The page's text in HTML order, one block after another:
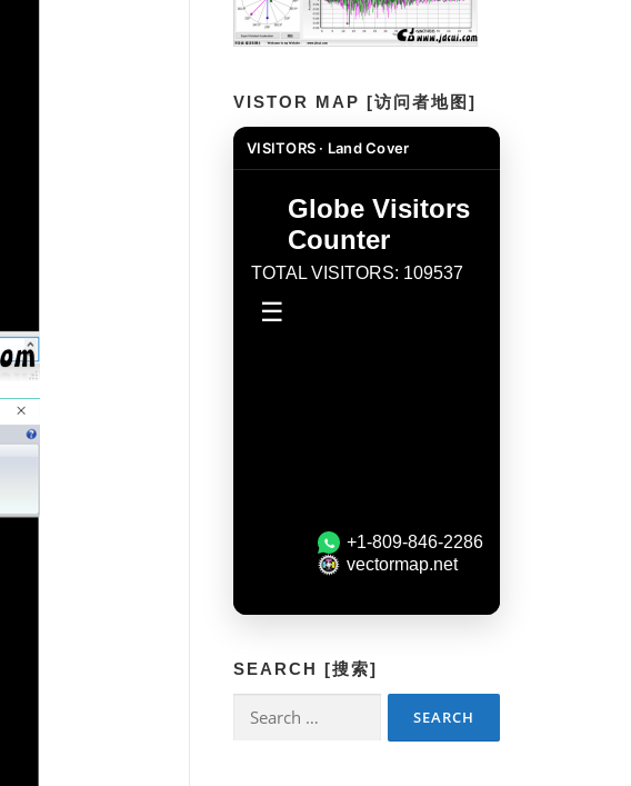
VISTOR MAP [访问者地图]
VISITORS · Land Cover
SEARCH [搜索]
for: